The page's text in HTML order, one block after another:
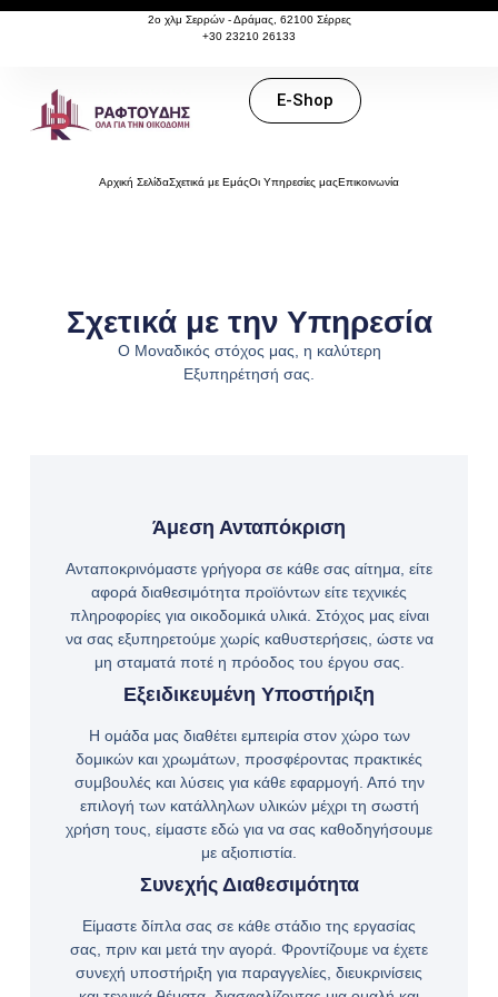
content
2ο χλμ Σερρών - Δράμας, 62100 Σέρρες
+30 23210 26133
E-Shop
Αρχική ΣελίδαΣχετικά με ΕμάςΟι Υπηρεσίες μαςΕπικοινωνία
Άμεση Ανταπόκριση
Ανταποκρινόμαστε γρήγορα σε κάθε σας αίτημα, είτε
αφορά διαθεσιμότητα προϊόντων είτε τεχνικές
πληροφορίες για οικοδομικά υλικά. Στόχος μας είναι
να σας εξυπηρετούμε χωρίς καθυστερήσεις, ώστε να
μη σταματά ποτέ η πρόοδος του έργου σας.
Εξειδικευμένη Υποστήριξη
Η ομάδα μας διαθέτει εμπειρία στον χώρο των
δομικών και χρωμάτων, προσφέροντας πρακτικές
συμβουλές και λύσεις για κάθε εφαρμογή. Από την
επιλογή των κατάλληλων υλικών μέχρι τη σωστή
χρήση τους, είμαστε εδώ για να σας καθοδηγήσουμε
με αξιοπιστία.
Συνεχής Διαθεσιμότητα
Είμαστε δίπλα σας σε κάθε στάδιο της εργασίας
σας, πριν και μετά την αγορά. Φροντίζουμε να έχετε
συνεχή υποστήριξη για παραγγελίες, διευκρινίσεις
Σχετικά με την Υπηρεσία
Ο Μοναδικός στόχος μας, η καλύτερη
Εξυπηρέτησή σας.